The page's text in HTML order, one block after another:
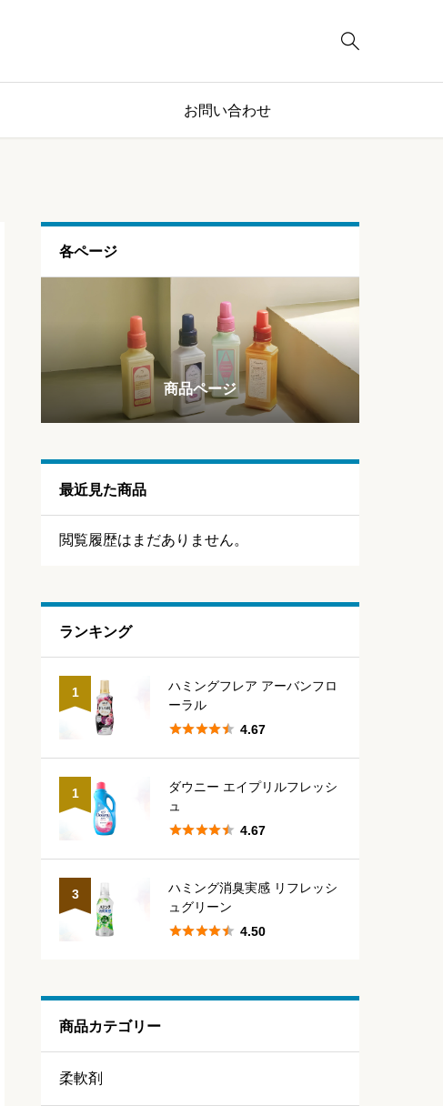

お問い合わせ
各ページ
ランキング
商品ページ
ブログページ
最近見た商品
閲覧履歴はまだありません。
ランキング
1
ハミングフレア アーバンフロ
ーラル
 4.67
1
ダウニー エイプリルフレッシ
ュ
 4.67
3
ハミング消臭実感 リフレッシ
ュグリーン
 4.50
商品カテゴリー
柔軟剤